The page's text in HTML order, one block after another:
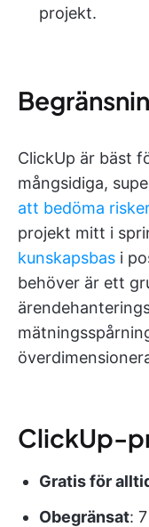
projekt.
ClickUp är bäst
mångsidiga,
att bedöma
projekt mitt i
kunskapsbas i
behöver är ett
ClickUp-
Gratis för
Obegränsat: